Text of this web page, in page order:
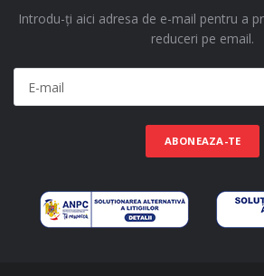
Introdu-ți aici adresa de e-mail pentru a
reduceri pe email.
ABONEAZA-TE